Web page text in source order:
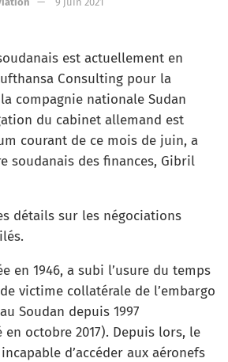
est actuellement en
Consulting pour la
compagnie nationale Sudan
du cabinet allemand est
courant de ce mois de juin, a
soudanais des finances, Gibril
détails sur les négociations
en 1946, a subi l’usure du temps
victime collatérale de l’embargo
Soudan depuis 1997
octobre 2017). Depuis lors, le
d’accéder aux aéronefs